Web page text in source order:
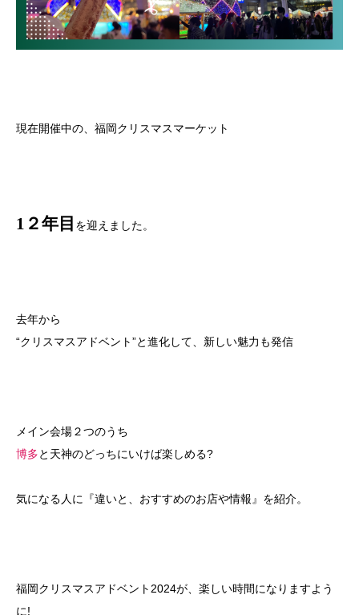
現在開催中の、福岡クリスマスマーケット
1２年目 を迎えました。
去年から
“クリスマスアドベント”と進化して、新しい魅力も発信
メイン会場２つのうち
博多と天神のどっちにいけば楽しめる?
気になる人に『違いと、おすすめのお店や情報』を紹介。
福岡クリスマスアドベント2024が、楽しい時間になりますよう
に!